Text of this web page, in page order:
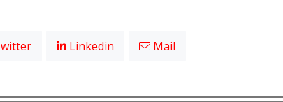
Linkedin Mail